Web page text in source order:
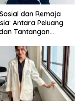
dan Remaja
Antara Peluang
Tantangan